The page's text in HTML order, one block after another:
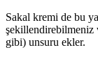
Sakal kremi de bu
şekillendirebilmeniz
gibi) unsuru ekler.